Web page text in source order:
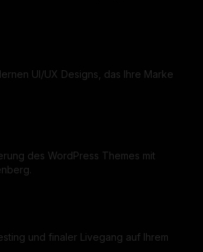
UI/UX Designs, das Ihre Marke
des WordPress Themes mit
und finaler Livegang auf Ihrem